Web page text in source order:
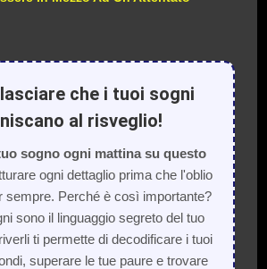
che i tuoi sogni
al risveglio!
sogno ogni mattina su questo
ogni dettaglio prima che l'oblio
sempre. Perché è così importante?
sono il linguaggio segreto del tuo
ti permette di decodificare i tuoi
superare le tue paure e trovare